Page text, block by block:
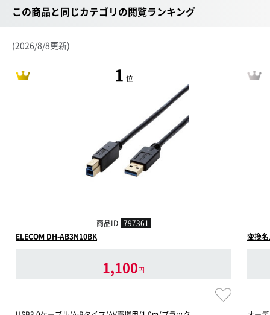
この商品と同じカテゴリの閲覧ランキング
(2026/8/8更新)
1 位
商品ID 797361
ELECOM DH-AB3N10BK
1,100円
変換